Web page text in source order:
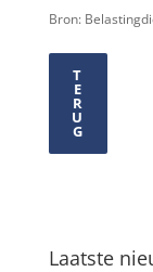
Bron:
T
E
R
U
G
Laatste